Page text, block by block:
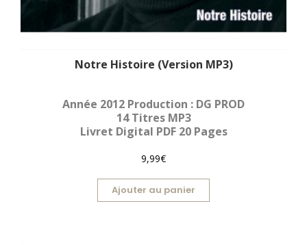
Notre Histoire (Version MP3)
Année 2012 Production : DG PROD
14 Titres MP3
Livret Digital PDF 20 Pages
9,99€
Ajouter au panier